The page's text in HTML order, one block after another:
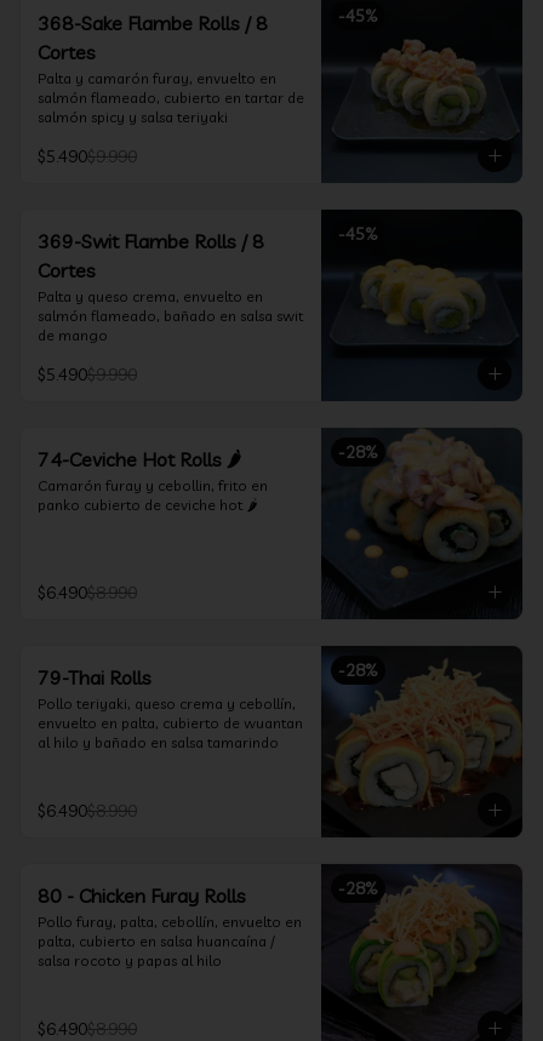
-45%
368-Sake Flambe Rolls / 8
Cortes
Palta y camarón furay, envuelto en
salmón flameado, cubierto en tartar de
salmón spicy y salsa teriyaki
$5.490$9.990
-45%
369-Swit Flambe Rolls / 8
Cortes
Palta y queso crema, envuelto en
salmón flameado, bañado en salsa swit
de mango
$5.490$9.990
-28%
74-Ceviche Hot Rolls 🌶️
Camarón furay y cebollin, frito en
panko cubierto de ceviche hot 🌶️
$6.490$8.990
-28%
79-Thai Rolls
Pollo teriyaki, queso crema y cebollín,
envuelto en palta, cubierto de wuantan
al hilo y bañado en salsa tamarindo
$6.490$8.990
-28%
80 - Chicken Furay Rolls
Pollo furay, palta, cebollín, envuelto en
palta, cubierto en salsa huancaína /
salsa rocoto y papas al hilo
$6.490$8.990